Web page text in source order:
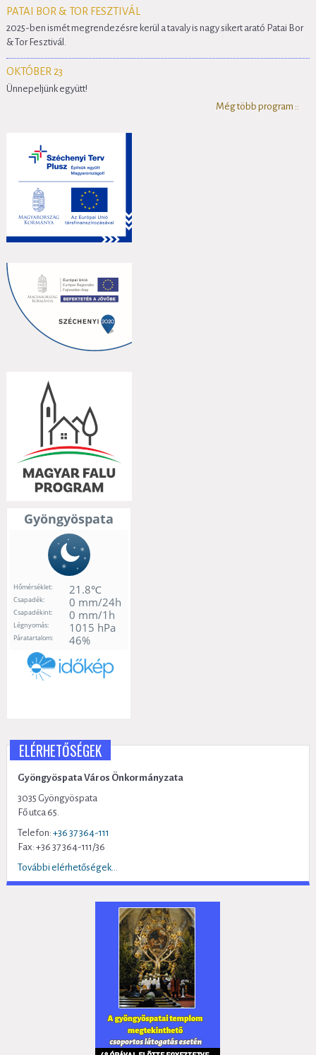
PATAI BOR & TOR FESZTIVÁL
2025-ben ismét megrendezésre kerül a tavaly is nagy sikert arató Patai Bor
& Tor Fesztivál.
OKTÓBER 23
Ünnepeljünk együtt!
Még több program ::
ELÉRHETŐSÉGEK
Gyöngyöspata Város Önkormányzata
3035 Gyöngyöspata
Fő utca 65.
Telefon: +36 37 364-111
Fax: +36 37 364-111/36
További elérhetőségek...